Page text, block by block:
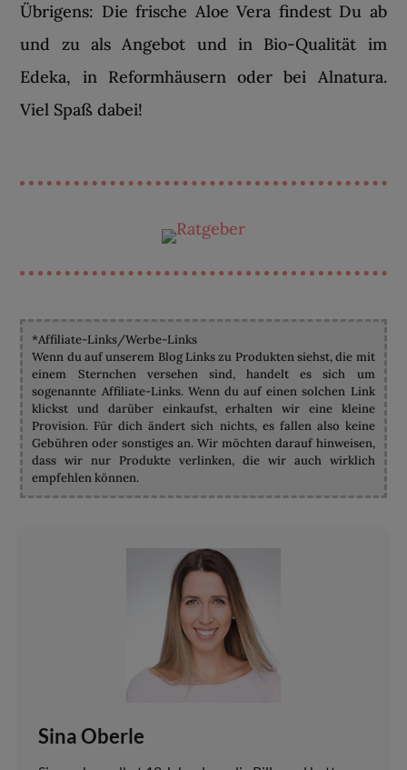
Übrigens: Die frische Aloe Vera findest Du ab
und zu als Angebot und in Bio-Qualität im
Edeka, in Reformhäusern oder bei Alnatura.
Viel Spaß dabei!
*Affiliate-Links/Werbe-Links
Wenn du auf unserem Blog Links zu Produkten siehst, die mit
einem Sternchen versehen sind, handelt es sich um
sogenannte Affiliate-Links. Wenn du auf einen solchen Link
klickst und darüber einkaufst, erhalten wir eine kleine
Provision. Für dich ändert sich nichts, es fallen also keine
Gebühren oder sonstiges an. Wir möchten darauf hinweisen,
dass wir nur Produkte verlinken, die wir auch wirklich
empfehlen können.
Sina Oberle